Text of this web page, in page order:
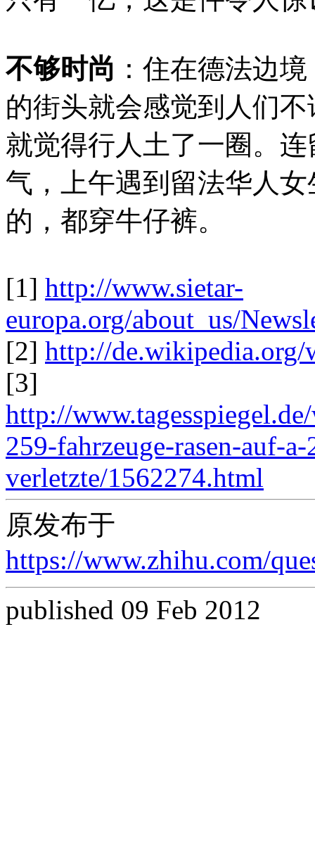
不够时尚 ：住在德法边
的街头就会感觉到人们
就觉得行人土了一圈。
气，上午遇到留法华人
的，都穿牛仔裤。
[1] http://www.sietar-
europa.org/about _us/
[2] http://
[3]
http://www.
259-fahrzeuge-rasen-auf-
verletzte/1562274.html
原发布于
https://www.zhihu.com/
published 09 Feb 2012